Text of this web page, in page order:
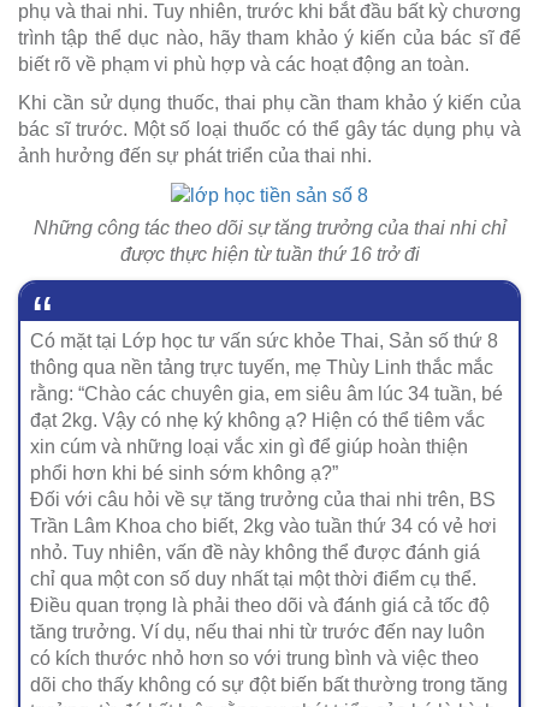
phụ và thai nhi. Tuy nhiên, trước khi bắt đầu bất kỳ chương
trình tập thể dục nào, hãy tham khảo ý kiến của bác sĩ để
biết rõ về phạm vi phù hợp và các hoạt động an toàn.
Khi cần sử dụng thuốc, thai phụ cần tham khảo ý kiến của
bác sĩ trước. Một số loại thuốc có thể gây tác dụng phụ và
ảnh hưởng đến sự phát triển của thai nhi.
Những công tác theo dõi sự tăng trưởng của thai nhi chỉ
được thực hiện từ tuần thứ 16 trở đi
Có mặt tại Lớp học tư vấn sức khỏe Thai, Sản số thứ 8
thông qua nền tảng trực tuyến, mẹ Thùy Linh thắc mắc
rằng: “Chào các chuyên gia, em siêu âm lúc 34 tuần, bé
đạt 2kg. Vậy có nhẹ ký không ạ? Hiện có thể tiêm vắc
xin cúm và những loại vắc xin gì để giúp hoàn thiện
phổi hơn khi bé sinh sớm không ạ?”
Đối với câu hỏi về sự tăng trưởng của thai nhi trên, BS
Trần Lâm Khoa cho biết, 2kg vào tuần thứ 34 có vẻ hơi
nhỏ. Tuy nhiên, vấn đề này không thể được đánh giá
chỉ qua một con số duy nhất tại một thời điểm cụ thể.
Điều quan trọng là phải theo dõi và đánh giá cả tốc độ
tăng trưởng. Ví dụ, nếu thai nhi từ trước đến nay luôn
có kích thước nhỏ hơn so với trung bình và việc theo
dõi cho thấy không có sự đột biến bất thường trong tăng